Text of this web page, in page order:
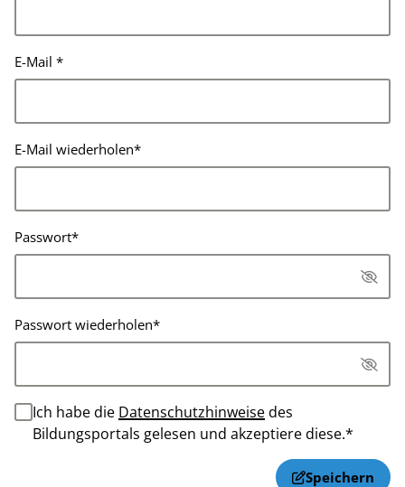
E-Mail *
E-Mail wiederholen*
Passwort*
Passwort wiederholen*
Ich habe die Datenschutzhinweisedes
Bildungsportals gelesen und akzeptiere diese.*
Speichern